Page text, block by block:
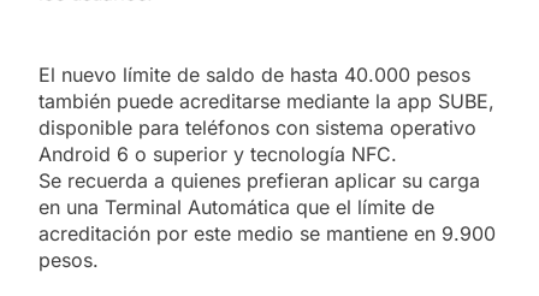
El nuevo límite de saldo de hasta 40.000 pesos
también puede acreditarse mediante la app SUBE,
disponible para teléfonos con sistema operativo
Android 6 o superior y tecnología NFC.
Se recuerda a quienes prefieran aplicar su carga
en una Terminal Automática que el límite de
acreditación por este medio se mantiene en 9.900
pesos.